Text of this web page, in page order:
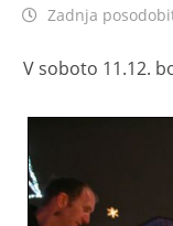
Zadnja
V soboto 11.12.